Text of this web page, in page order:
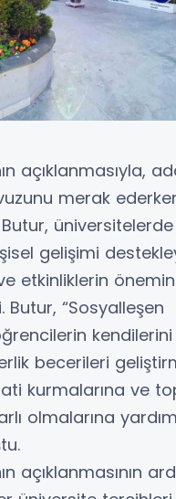
açıklanmasıyla,
merak
Butur,
gelişimi
etkinliklerin
Butur, “Sosyalleşen
becerileri
kurmalarına ve
olmalarına
açıklanmasının